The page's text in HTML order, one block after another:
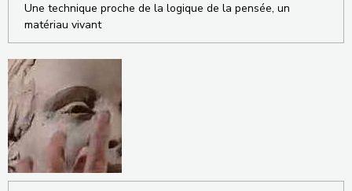
Une technique proche de la logique de la pensée, un
matériau vivant